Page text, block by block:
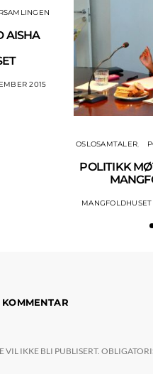
AISHA
2015
OSLOSAMTALER
POLITIKK
MANGFOLDHUSET
VIL IKKE BLI PUBLISERT.